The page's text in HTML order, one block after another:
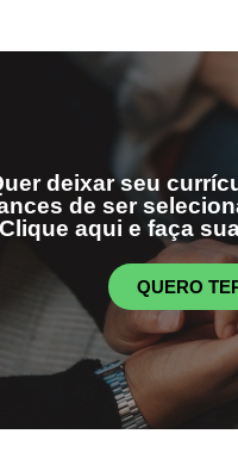
deixar seu
de ser
aqui e faça
QUERO